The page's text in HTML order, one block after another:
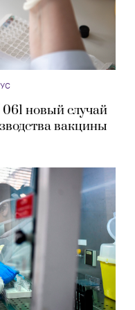
новый случай
вакцины